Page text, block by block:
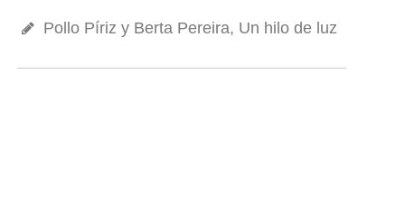
Pollo Píriz y Berta Pereira, Un hilo de luz